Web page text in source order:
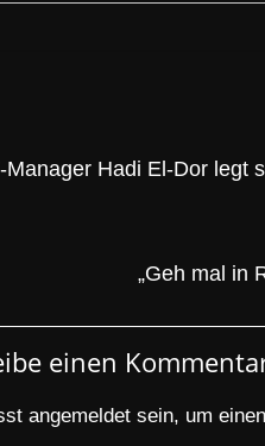
Manager Hadi El-Dor legt
„Geh mal in
einen
angemeldet sein, um